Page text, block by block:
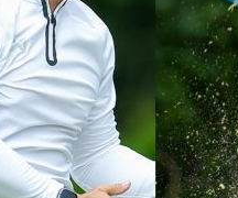
ประเทศไทย